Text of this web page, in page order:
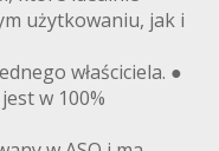
użytkowaniu, jak i
właściciela. ●
w 100%